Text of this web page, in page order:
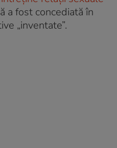
a fost concediată în
„inventate”.